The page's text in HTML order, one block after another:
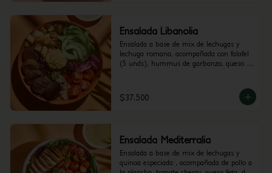
Ensalada Libanolia
Ensalada a base de mix de lechugas y
lechuga romana, acompañada con falafel
(5 unds), hummus de garbanzo, queso
Recomendada con vinagreta Libanesa.
$37.500
Ensalada Mediterralia
Ensalada a base de mix de lechugas y
quinoa especiada , acompañada de pollo a